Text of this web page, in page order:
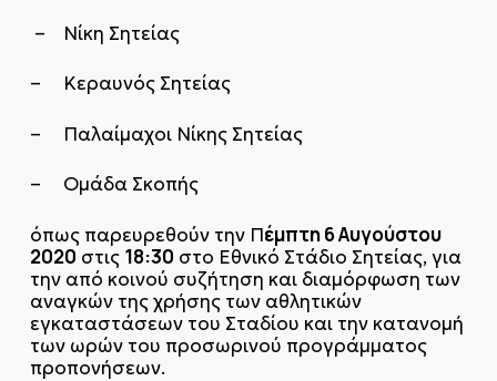
– Νίκη Σητείας
– Κεραυνός Σητείας
– Παλαίμαχοι Νίκης Σητείας
– Ομάδα Σκοπής
όπως παρευρεθούν την Πέμπτη 6 Αυγούστου
2020 στις 18:30 στο Εθνικό Στάδιο Σητείας, για
την από κοινού συζήτηση και διαμόρφωση των
αναγκών της χρήσης των αθλητικών
εγκαταστάσεων του Σταδίου και την κατανομή
των ωρών του προσωρινού προγράμματος
προπονήσεων.